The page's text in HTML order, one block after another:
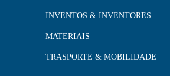
INVENTOS & INVENTORES
MATERIAIS
TRASPORTE & MOBILIDADE